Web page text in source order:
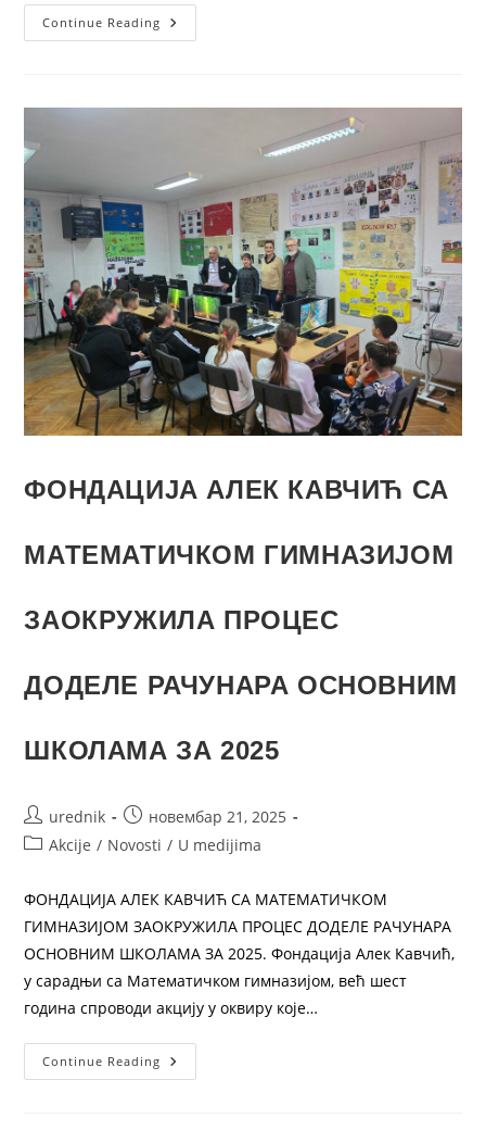
Continue Reading
ФОНДАЦИЈА АЛЕК КАВЧИЋ СА
МАТЕМАТИЧКОМ ГИМНАЗИЈОМ
ЗАОКРУЖИЛА ПРОЦЕС
ДОДЕЛЕ РАЧУНАРА ОСНОВНИМ
ШКОЛАМА ЗА 2025
urednik
новембар 21, 2025
Akcije / Novosti / U medijima
ФОНДАЦИЈА АЛЕК КАВЧИЋ СА МАТЕМАТИЧКОМ
ГИМНАЗИЈОМ ЗАОКРУЖИЛА ПРОЦЕС ДОДЕЛЕ РАЧУНАРА
ОСНОВНИМ ШКОЛАМА ЗА 2025. Фондација Алек Кавчић,
у сарадњи са Математичком гимназијом, већ шест
година спроводи акцију у оквиру које…
Continue Reading